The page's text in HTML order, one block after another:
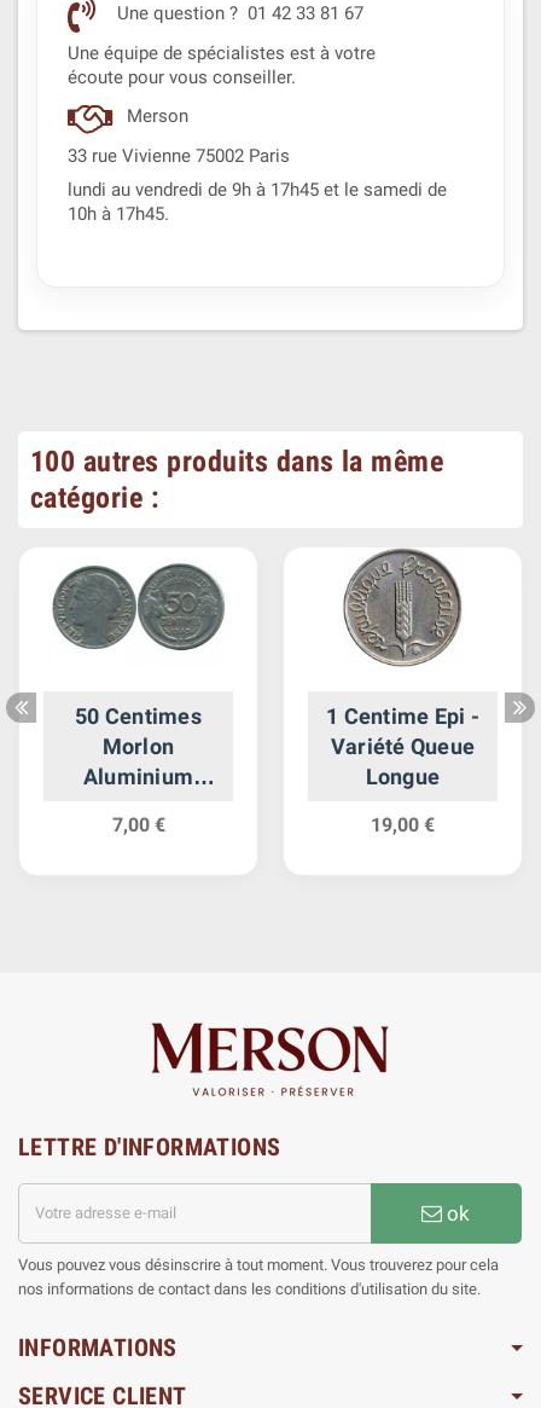
Une question ? 01 42 33 81 67
Une équipe de spécialistes est à votre
écoute pour vous conseiller.
Merson
33 rue Vivienne 75002 Paris
lundi au vendredi de 9h à 17h45 et le samedi de
10h à 17h45.
100 autres produits dans la même
catégorie :
50 Centimes
Morlon
Aluminium
Provisoire
7,00 €
1 Centime Epi -
Variété Queue
Longue
19,00 €
LETTRE D'INFORMATIONS
ok
Vous pouvez vous désinscrire à tout moment. Vous trouverez pour cela
nos informations de contact dans les conditions d'utilisation du site.
INFORMATIONS
SERVICE CLIENT